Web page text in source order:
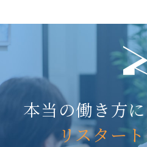
本当の働き方に
リスタート